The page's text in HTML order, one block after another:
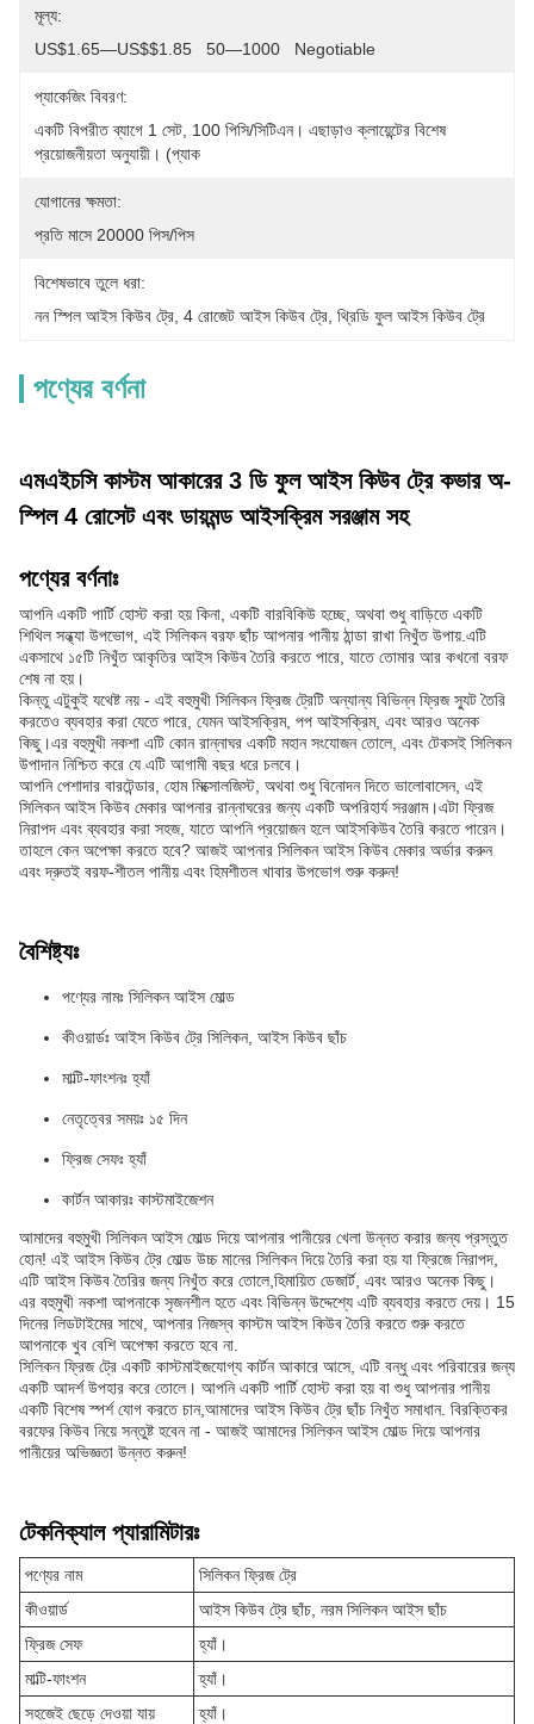
মূল্য:
US$1.65—US$$1.85   50—1000   Negotiable
প্যাকেজিং বিবরণ:
একটি বিপরীত ব্যাগে 1 সেট, 100 পিসি/সিটিএন। এছাড়াও ক্লায়েন্টের বিশেষ
প্রয়োজনীয়তা অনুযায়ী। (প্যাক
যোগানের ক্ষমতা:
প্রতি মাসে 20000 পিস/পিস
বিশেষভাবে তুলে ধরা:
নন স্পিল আইস কিউব ট্রে 4 রোজেট আইস কিউব ট্রে থ্রিডি ফুল আইস কিউব ট্রে
পণ্যের বর্ণনা
এমএইচসি কাস্টম আকারের 3 ডি ফুল আইস কিউব ট্রে কভার অ-
স্পিল 4 রোসেট এবং ডায়মন্ড আইসক্রিম সরঞ্জাম সহ
পণ্যের বর্ণনাঃ
আপনি একটি পার্টি হোস্ট করা হয় কিনা, একটি বারবিকিউ হচ্ছে, অথবা শুধু বাড়িতে একটি
শিথিল সন্ধ্যা উপভোগ, এই সিলিকন বরফ ছাঁচ আপনার পানীয় ঠান্ডা রাখা নিখুঁত উপায়.এটি
একসাথে ১৫টি নিখুঁত আকৃতির আইস কিউব তৈরি করতে পারে, যাতে তোমার আর কখনো বরফ
শেষ না হয়।
কিন্তু এটুকুই যথেষ্ট নয় - এই বহুমুখী সিলিকন ফ্রিজ ট্রেটি অন্যান্য বিভিন্ন ফ্রিজ স্যুট তৈরি
করতেও ব্যবহার করা যেতে পারে, যেমন আইসক্রিম, পপ আইসক্রিম, এবং আরও অনেক
কিছু।এর বহুমুখী নকশা এটি কোন রান্নাঘর একটি মহান সংযোজন তোলে, এবং টেকসই সিলিকন
উপাদান নিশ্চিত করে যে এটি আগামী বছর ধরে চলবে।
আপনি পেশাদার বারটেন্ডার, হোম মিক্সোলজিস্ট, অথবা শুধু বিনোদন দিতে ভালোবাসেন, এই
সিলিকন আইস কিউব মেকার আপনার রান্নাঘরের জন্য একটি অপরিহার্য সরঞ্জাম।এটা ফ্রিজ
নিরাপদ এবং ব্যবহার করা সহজ, যাতে আপনি প্রয়োজন হলে আইসকিউব তৈরি করতে পারেন।
তাহলে কেন অপেক্ষা করতে হবে? আজই আপনার সিলিকন আইস কিউব মেকার অর্ডার করুন
এবং দ্রুতই বরফ-শীতল পানীয় এবং হিমশীতল খাবার উপভোগ শুরু করুন!
বৈশিষ্ট্যঃ
পণ্যের নামঃ সিলিকন আইস মোল্ড
কীওয়ার্ডঃ আইস কিউব ট্রে সিলিকন, আইস কিউব ছাঁচ
মাল্টি-ফাংশনঃ হ্যাঁ
নেতৃত্বের সময়ঃ ১৫ দিন
ফ্রিজ সেফঃ হ্যাঁ
কার্টন আকারঃ কাস্টমাইজেশন
আমাদের বহুমুখী সিলিকন আইস মোল্ড দিয়ে আপনার পানীয়ের খেলা উন্নত করার জন্য প্রস্তুত
হোন! এই আইস কিউব ট্রে মোল্ড উচ্চ মানের সিলিকন দিয়ে তৈরি করা হয় যা ফ্রিজে নিরাপদ,
এটি আইস কিউব তৈরির জন্য নিখুঁত করে তোলে,হিমায়িত ডেজার্ট, এবং আরও অনেক কিছু।
এর বহুমুখী নকশা আপনাকে সৃজনশীল হতে এবং বিভিন্ন উদ্দেশ্যে এটি ব্যবহার করতে দেয়। 15
দিনের লিডটাইমের সাথে, আপনার নিজস্ব কাস্টম আইস কিউব তৈরি করতে শুরু করতে
আপনাকে খুব বেশি অপেক্ষা করতে হবে না.
সিলিকন ফ্রিজ ট্রে একটি কাস্টমাইজযোগ্য কার্টন আকারে আসে, এটি বন্ধু এবং পরিবারের জন্য
একটি আদর্শ উপহার করে তোলে। আপনি একটি পার্টি হোস্ট করা হয় বা শুধু আপনার পানীয়
একটি বিশেষ স্পর্শ যোগ করতে চান,আমাদের আইস কিউব ট্রে ছাঁচ নিখুঁত সমাধান. বিরক্তিকর
বরফের কিউব নিয়ে সন্তুষ্ট হবেন না - আজই আমাদের সিলিকন আইস মোল্ড দিয়ে আপনার
পানীয়ের অভিজ্ঞতা উন্নত করুন!
টেকনিক্যাল প্যারামিটারঃ
পণ্যের নাম
সিলিকন ফ্রিজ ট্রে
কীওয়ার্ড
আইস কিউব ট্রে ছাঁচ, নরম সিলিকন আইস ছাঁচ
ফ্রিজ সেফ
হ্যাঁ।
মাল্টি-ফাংশন
হ্যাঁ।
সহজেই ছেড়ে দেওয়া যায়
হ্যাঁ।